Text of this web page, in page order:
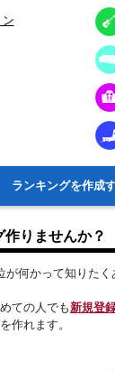
ン
ランキングを作成
作りませんか？
が何かって知りたく
ての人でも新規登
作れます。